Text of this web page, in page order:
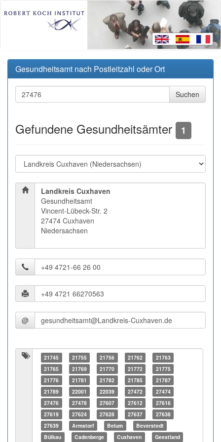
Gesundheitsamt nach Postleitzahl oder Ort
Gefundene Gesundheitsämter 1
Landkreis Cuxhaven
Gesundheitsamt
Vincent-Lübeck-Str. 2
27474 Cuxhaven
Niedersachsen
@
21745 21755 21756 21762
21763
21765
21769 21770 21772
21775
21776
21781 21782 21785
21787
21789
22001 22039 27472
27474
27476
27478 27607 27612
27616
27619
27624 27628 27637
27638
27639
Armstorf Belum
Beverstedt
Bülkau
Cadenberge Cuxhaven Geestland